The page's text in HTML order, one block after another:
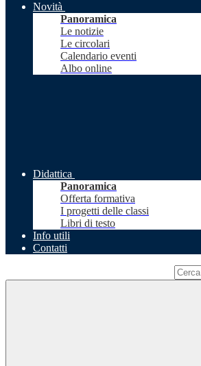
Novità
Panoramica
Le notizie
Le circolari
Calendario eventi
Albo online
Didattica
Panoramica
Offerta formativa
I progetti delle classi
Libri di testo
Info utili
Contatti